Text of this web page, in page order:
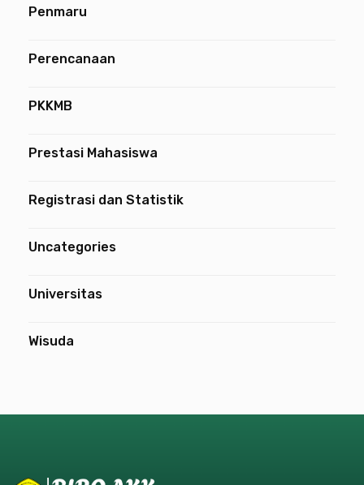
Penmaru
Perencanaan
PKKMB
Prestasi Mahasiswa
Registrasi dan Statistik
Uncategories
Universitas
Wisuda